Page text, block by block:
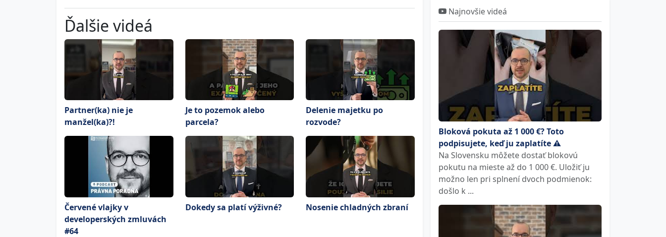
Ďalšie videá
Partner(ka) nie je
manžel(ka)?!
Je to pozemok alebo
parcela?
Delenie majetku po
rozvode?
Červené vlajky v
developerských zmluvách
#64
Dokedy sa platí výživné? Nosenie chladných zbraní
Najnovšie videá
Bloková pokuta až 1 000 €? Toto
podpisujete, keď ju zaplatíte ⚠️
Na Slovensku môžete dostať blokovú
pokutu na mieste až do 1 000 €. Uložiť ju
možno len pri splnení dvoch podmienok:
došlo k ...